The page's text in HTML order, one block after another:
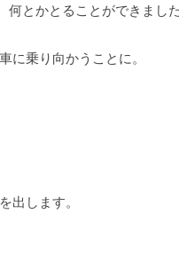
とかとることができまし
に乗り向かうことに。
出します。